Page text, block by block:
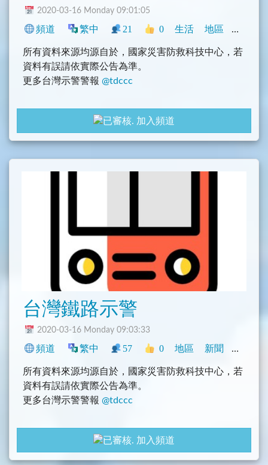
2020-03-16 Monday 09:01:05
頻道 繁中 21 0 生活 地區 臺灣
所有資料來源均源自於，國家災害防救科技中心，若
資料有誤請依實際公告為準。
更多台灣示警警報 @tdccc
gayhub: https://github.com/tasi788/TaiwanAlertBot
====================
Icons made by Those Icons
加入頻道
台灣鐵路示警
2020-03-16 Monday 09:03:33
頻道 繁中 57 0 地區 新聞 臺灣
所有資料來源均源自於，國家災害防救科技中心，若
資料有誤請依實際公告為準。
更多台灣示警警報 @tdccc
gayhub: https://github.com/tasi788/TaiwanAlertBot
Icons made by Freepik
加入頻道